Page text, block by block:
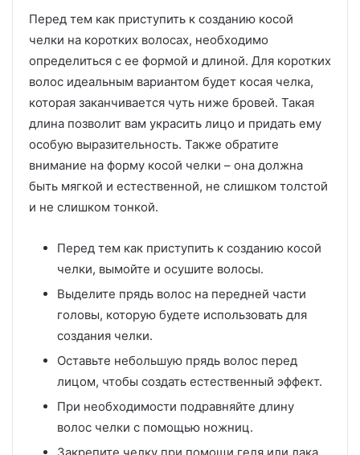
Перед тем как приступить к созданию косой
челки на коротких волосах, необходимо
определиться с ее формой и длиной. Для коротких
волос идеальным вариантом будет косая челка,
которая заканчивается чуть ниже бровей. Такая
длина позволит вам украсить лицо и придать ему
особую выразительность. Также обратите
внимание на форму косой челки – она должна
быть мягкой и естественной, не слишком толстой
и не слишком тонкой.
Перед тем как приступить к созданию косой
челки, вымойте и осушите волосы.
Выделите прядь волос на передней части
головы, которую будете использовать для
создания челки.
Оставьте небольшую прядь волос перед
лицом, чтобы создать естественный эффект.
При необходимости подравняйте длину
волос челки с помощью ножниц.
Закрепите челку при помощи геля или лака